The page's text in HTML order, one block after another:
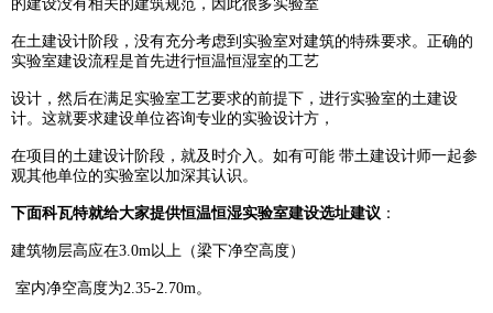
的建设没有相关的建筑规范， 因 此很多实验室
在土建设计阶段，没有充分考虑到实验室对建筑的特殊要求。正确的
实验室建设流程是首先进行恒温恒湿室的工艺
设计，然后在满足实验室工艺要求的前提下，进行实验室的土建设
计。这就要求建设单位咨询专业的实验设计方，
在项目的土建设计阶段，就及时介入。如有可能 带土建设计师一起参
观其他单位的实验室以加深其认识。
下面科瓦特就给大家提供恒温恒湿实验室建设选址建议 ：
建筑物层高应在3.0m以上（梁下净空高度）
室内净空高度为2.35-2.70m。